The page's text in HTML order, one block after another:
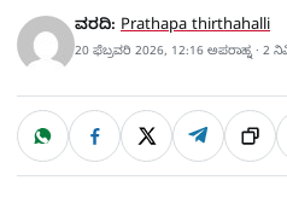
ವರದಿ: Prathapa thirthahalli
20 ಫೆಬ್ರವರಿ 2026, 12:16 ಅಪರಾಹ್ನ · 2
ಹಂಚಿಕೊಳ್ಳಿ
W
a
t
F
c
e
X T
l
e
ಲಿಂ
ಕ್